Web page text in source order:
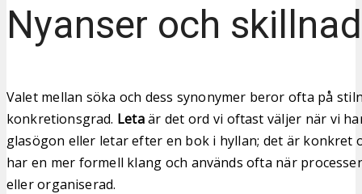
Nyanser och
Valet mellan söka och dess synonymer beror ofta på
konkretionsgrad. Letaär det ord vi oftast väljer när vi
glasögon eller letar efter en bok i hyllan; det är konkret
har en mer formell klang och används ofta när
eller organiserad.